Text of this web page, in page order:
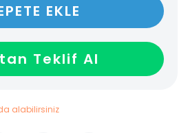
EKLE
Teklif Al
alabilirsiniz